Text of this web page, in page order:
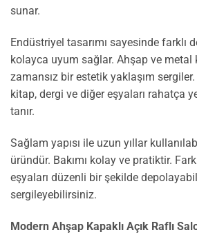
sunar.
Endüstriyel tasarımı sayesinde farklı
kolayca uyum sağlar. Ahşap ve metal
zamansız bir estetik yaklaşım
kitap, dergi ve diğer eşyaları rahatça
tanır.
Sağlam yapısı ile uzun yıllar
üründür. Bakımı kolay ve pratiktir.
eşyaları düzenli bir şekilde
sergileyebilirsiniz.
Modern Ahşap Kapaklı Açık Raflı